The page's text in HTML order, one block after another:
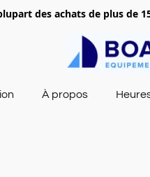
des achats de plus de
À propos